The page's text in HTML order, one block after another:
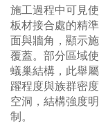
施工過程中可見
板材接合處的精
面與牆角，顯示
覆蓋。部分區域
蟻巢結構，此舉
躍程度與族群密
空洞，結構強度
制。